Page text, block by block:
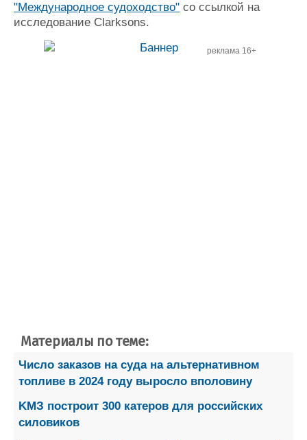
"Международное судоходство" со ссылкой на
исследование Clarksons.
реклама 16+
Материалы по теме:
Число заказов на суда на альтернативном
топливе в 2024 году выросло вполовину
KMЗ построит 300 катеров для российских
силовиков